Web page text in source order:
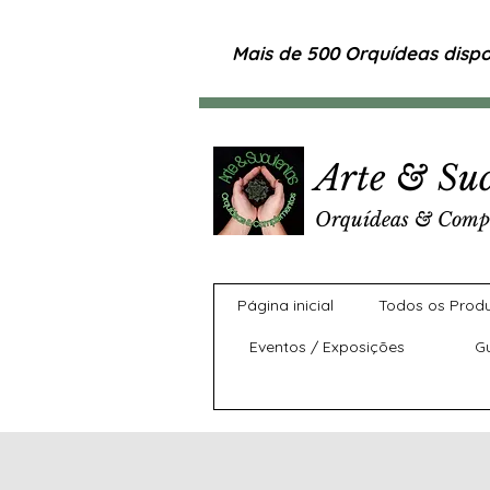
Mais de 500 Orquídeas
Arte &
Orquídeas &
Página inicial Todos os
Eventos / Exposições